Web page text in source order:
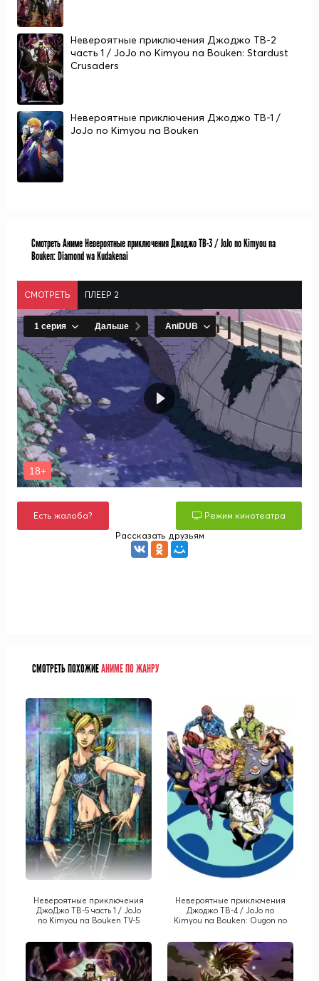
Невероятные приключения Джоджо ТВ-2
часть 1 / JoJo no Kimyou na Bouken: Stardust
Crusaders
Невероятные приключения Джоджо ТВ-1 /
JoJo no Kimyou na Bouken
Смотреть Аниме Невероятные приключения Джоджо ТВ-3 / JoJo no Kimyou na
Bouken: Diamond wa Kudakenai
СМОТРЕТЬ ПЛЕЕР 2
Есть жалоба?
Режим кинотеатра
Рассказать друзьям
СМОТРЕТЬ ПОХОЖИЕАНИМЕ ПО ЖАНРУ
Невероятные приключения
ДжоДжо ТВ-5 часть 1 / JoJo
no Kimyou na Bouken TV-5
Невероятные приключения
Джоджо ТВ-4 / JoJo no
Kimyou na Bouken: Ougon no